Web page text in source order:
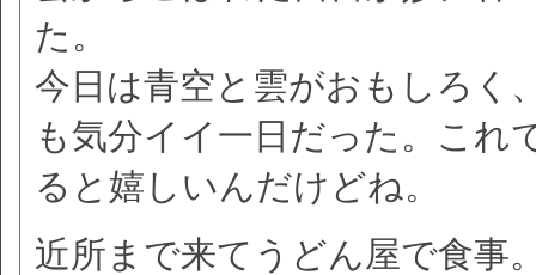
た。
今日は青空と雲がおもしろく
も気分イイ一日だった。これ
ると嬉しいんだけどね。
近所まで来てうどん屋で食事